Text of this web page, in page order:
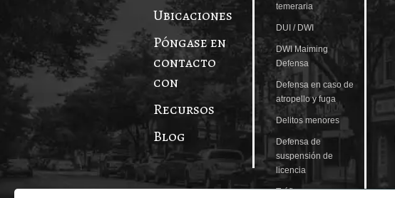
Ubicaciones
Póngase en
contacto
con
Recursos
Blog
temeraria
DUI / DWI
DWI Maiming
Defensa
Defensa en caso de
atropello y fuga
Delitos menores
Defensa de
suspensión de
licencia
Tráfico